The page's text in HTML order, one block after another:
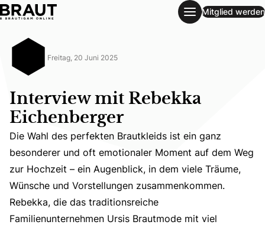
Mitglied werden
Freitag, 20 Juni 2025
Interview mit Rebekka
Eichenberger
Die Wahl des perfekten Brautkleids ist ein ganz
Die Wahl des perfekten Brautkleids ist ein ganz
besonderer und oft emotionaler Moment auf dem Weg
zur Hochzeit – ein Augenblick, in dem viele Träume,
Wünsche und Vorstellungen zusammenkommen.
Rebekka, die das traditionsreiche
Familienunternehmen Ursis Brautmode mit viel